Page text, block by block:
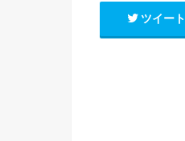
ツイート